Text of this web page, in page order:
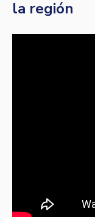
la región